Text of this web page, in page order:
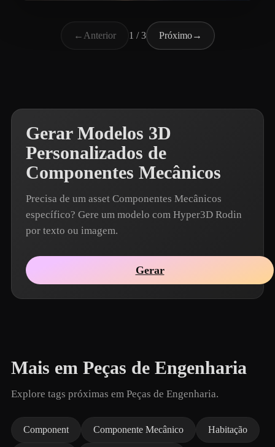
← Anterior 1 / 3 Próximo→
Gerar Modelos 3D
Personalizados de
Componentes Mecânicos
Precisa de um asset Componentes Mecânicos
específico? Gere um modelo com Hyper3D Rodin
por texto ou imagem.
Gerar
Mais em Peças de Engenharia
Explore tags próximas em Peças de Engenharia.
Component Componente Mecânico Habitação